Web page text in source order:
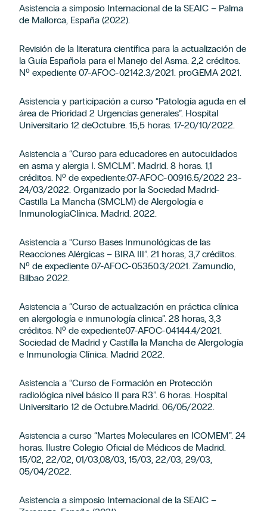
Asistencia a simposio Internacional de la SEAIC – Palma
de Mallorca, España (2022).
Revisión de la literatura científica para la actualización de
la Guía Española para el Manejo del Asma. 2,2 créditos.
Nº expediente 07-AFOC-02142.3/2021. proGEMA 2021.
Asistencia y participación a curso “Patología aguda en el
área de Prioridad 2 Urgencias generales”. Hospital
Universitario 12 deOctubre. 15,5 horas. 17-20/10/2022.
Asistencia a “Curso para educadores en autocuidados
en asma y alergia I. SMCLM”. Madrid. 8 horas. 1,1
créditos. Nº de expediente:07-AFOC-00916.5/2022 23-
24/03/2022. Organizado por la Sociedad Madrid-
Castilla La Mancha (SMCLM) de Alergología e
InmunologíaClínica. Madrid. 2022.
Asistencia a “Curso Bases Inmunológicas de las
Reacciones Alérgicas – BIRA III”. 21 horas, 3,7 créditos.
Nº de expediente 07-AFOC-05350.3/2021. Zamundio,
Bilbao 2022.
Asistencia a “Curso de actualización en práctica clínica
en alergología e inmunología clínica”. 28 horas, 3,3
créditos. Nº de expediente07-AFOC-04144.4/2021.
Sociedad de Madrid y Castilla la Mancha de Alergología
e Inmunología Clínica. Madrid 2022.
Asistencia a “Curso de Formación en Protección
radiológica nivel básico II para R3”. 6 horas. Hospital
Universitario 12 de Octubre.Madrid. 06/05/2022.
Asistencia a curso “Martes Moleculares en ICOMEM”. 24
horas. Ilustre Colegio Oficial de Médicos de Madrid.
15/02, 22/02, 01/03,08/03, 15/03, 22/03, 29/03,
05/04/2022.
Asistencia a simposio Internacional de la SEAIC –